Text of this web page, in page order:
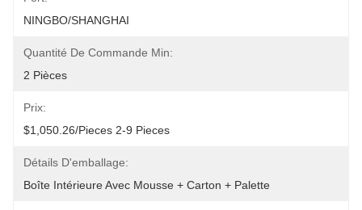
NINGBO/SHANGHAI
Quantité De Commande Min:
2 Pièces
Prix:
$1,050.26/pieces 2-9 Pieces
Détails D'emballage:
Boîte Intérieure Avec Mousse + Carton + Palette